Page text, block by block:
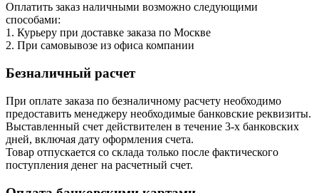
Оплатить заказ наличными возможно следующими
способами:
1. Курьеру при доставке заказа по Москве
2. При самовывозе из офиса компании
Безналичный расчет
При оплате заказа по безналичному расчету необходимо
предоставить менеджеру необходимые банковские реквизиты.
Выставленный счет действителен в течение 3-х банковских
дней, включая дату оформления cчета.
Товар отпускается со склада только после фактического
поступления денег на расчетный счет.